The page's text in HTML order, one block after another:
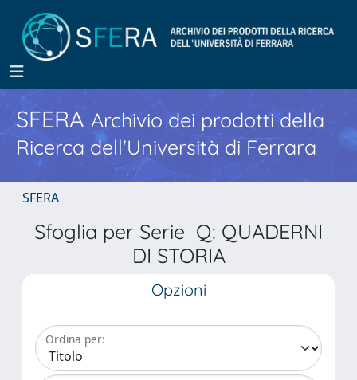
SFERA Archivio dei prodotti della
Ricerca dell'Università di Ferrara
SFERA
Sfoglia per Serie Q: QUADERNI
DI STORIA
Opzioni
Ordina per: